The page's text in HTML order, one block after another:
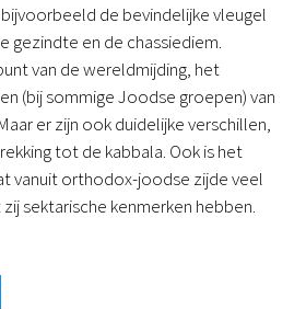
de bevindelijke vleugel
gezindte en de chassiediem.
van de wereldmijding, het
(bij sommige Joodse groepen) van
er zijn ook duidelijke verschillen,
tot de kabbala. Ook is het
vanuit orthodox-joodse zijde veel
sektarische kenmerken hebben.